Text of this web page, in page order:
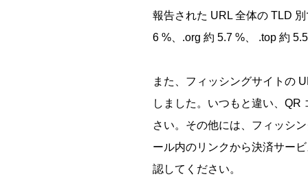
報告された URL 全体の TLD
6 %、.org 約 5.7 %、 .top 約
また、フィッシングサイトの
しました。いつもと違い、
さい。その他には、フィッシ
ール内のリンクから決済サー
認してください。